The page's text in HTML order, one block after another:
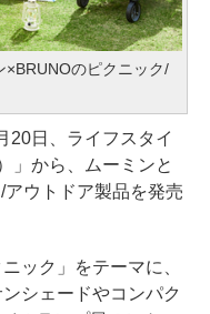
×BRUNOのピクニック/
日、ライフスタイ
」から、ムーミンと
ウトドア製品を発売
ック」をテーマに、
シェードやコンパク